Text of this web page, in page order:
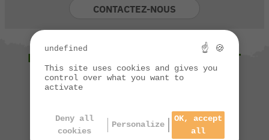
CONTACTEZ-NOUS
NOUS VOUS SUGGÉRONS ÉGALEMENT
undefined ☝ 🍪
This site uses cookies and gives you
control over what you want to
activate
Deny all
cookies
Personalize
OK, accept
all